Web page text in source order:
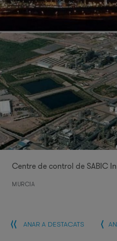
Centre de control de SABIC
MURCIA
ANAR A DESTACATS